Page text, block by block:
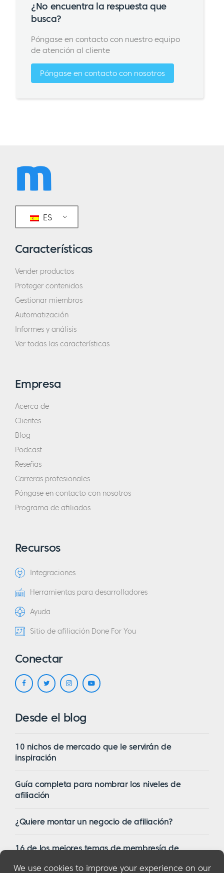
¿No encuentra la respuesta que
busca?
Póngase en contacto con nuestro equipo
de atención al cliente
Póngase en contacto con nosotros
ES
Características
Vender productos
Proteger contenidos
Gestionar miembros
Automatización
Informes y análisis
Ver todas las características
Empresa
Acerca de
Clientes
Blog
Podcast
Reseñas
Carreras profesionales
Póngase en contacto con nosotros
Programa de afiliados
Recursos
Integraciones
Herramientas para desarrolladores
Ayuda
Sitio de afiliación Done For You
Conectar
Desde el blog
10 nichos de mercado que le servirán de
inspiración
Guía completa para nombrar los niveles de
afiliación
¿Quiere montar un negocio de afiliación?
16 de los mejores temas de membresía de